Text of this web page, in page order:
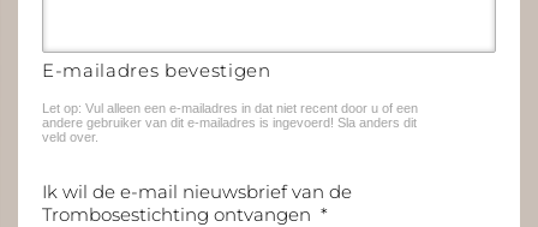
E-mailadres bevestigen
Let op: Vul alleen een e-mailadres in dat niet recent door u of een
andere gebruiker van dit e-mailadres is ingevoerd! Sla anders dit
veld over.
Ik wil de e-mail nieuwsbrief van de
Trombosestichting ontvangen *